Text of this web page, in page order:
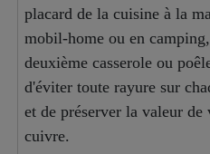
placard de la cuisine à la
mobil-home ou en
deuxième casserole ou
d'éviter toute rayure sur
et de préserver la valeur de
cuivre.